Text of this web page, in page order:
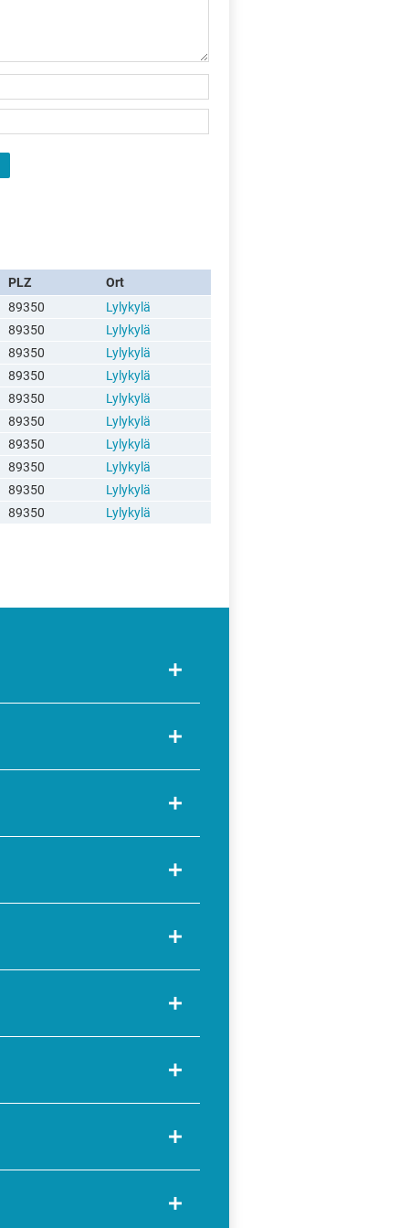
PLZ
Ort
89350
Lylykylä
89350
Lylykylä
89350
Lylykylä
89350
Lylykylä
89350
Lylykylä
89350
Lylykylä
89350
Lylykylä
89350
Lylykylä
89350
Lylykylä
89350
Lylykylä